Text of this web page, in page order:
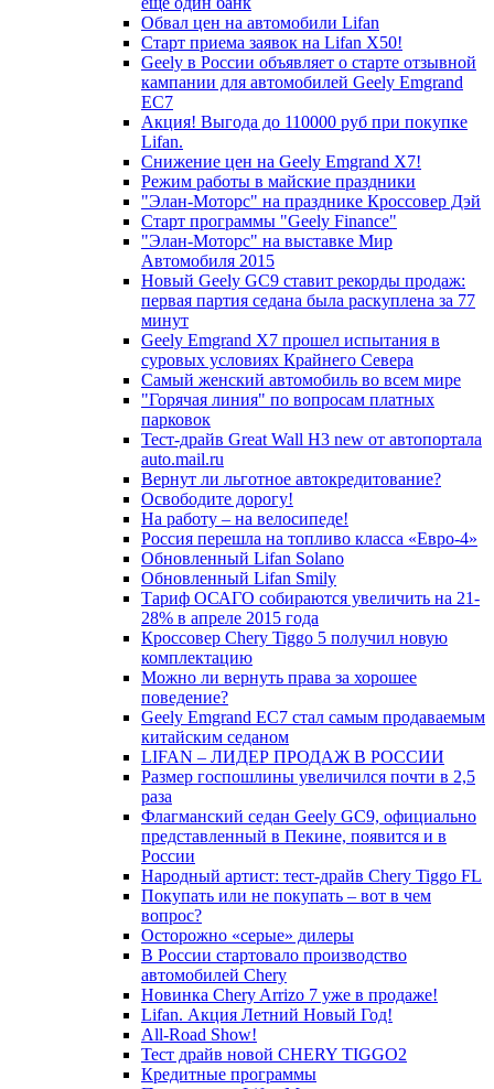
Обвал цен на автомобили Lifan
Старт приема заявок на Lifan X50!
Geely в России объявляет о старте отзывной
кампании для автомобилей Geely Emgrand
EC7
Акция! Выгода до 110000 руб при покупке
Lifan.
Снижение цен на Geely Emgrand X7!
Режим работы в майские праздники
"Элан-Моторс" на празднике Кроссовер Дэй
Старт программы "Geely Finance"
"Элан-Моторс" на выставке Мир
Автомобиля 2015
Новый Geely GC9 ставит рекорды продаж:
первая партия седана была раскуплена за 77
минут
Geely Emgrand X7 прошел испытания в
суровых условиях Крайнего Севера
Самый женский автомобиль во всем мире
"Горячая линия" по вопросам платных
парковок
Тест-драйв Great Wall H3 new от автопортала
auto.mail.ru
Вернут ли льготное автокредитование?
Освободите дорогу!
На работу – на велосипеде!
Россия перешла на топливо класса «Евро-4»
Обновленный Lifan Solano
Обновленный Lifan Smily
Тариф ОСАГО собираются увеличить на 21-
28% в апреле 2015 года
Кроссовер Chery Tiggo 5 получил новую
комплектацию
Можно ли вернуть права за хорошее
поведение?
Geely Emgrand EC7 стал самым продаваемым
китайским седаном
LIFAN – ЛИДЕР ПРОДАЖ В РОССИИ
Размер госпошлины увеличился почти в 2,5
раза
Флагманский седан Geely GC9, официально
представленный в Пекине, появится и в
России
Народный артист: тест-драйв Chery Tiggo FL
Покупать или не покупать – вот в чем
вопрос?
Осторожно «серые» дилеры
В России стартовало производство
автомобилей Chery
Новинка Chery Arrizo 7 уже в продаже!
Lifan. Акция Летний Новый Год!
All-Road Show!
Тест драйв новой CHERY TIGGO2
Кредитные программы